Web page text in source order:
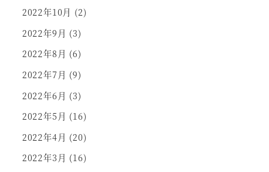
2022年10月 (2)
2022年9月 (3)
2022年8月 (6)
2022年7月 (9)
2022年6月 (3)
2022年5月 (16)
2022年4月 (20)
2022年3月 (16)